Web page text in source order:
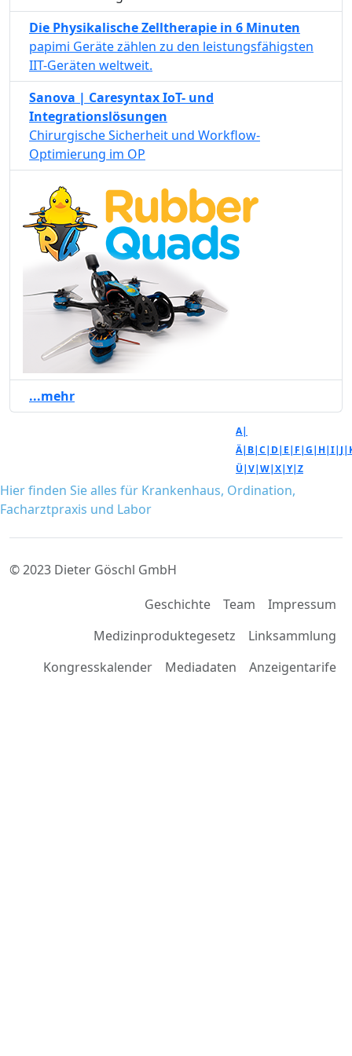
Die Physikalische Zelltherapie in 6 Minuten
papimi Geräte zählen zu den leistungsfähigsten
IIT-Geräten weltweit.
Sanova | Caresyntax IoT- und
Integrationslösungen
Chirurgische Sicherheit und Workflow-
Optimierung im OP
...mehr
A|
Ä| B|C| D| E| F|G| H|I| J|
Ü|V|W|X|Y|Z
Hier finden Sie alles für Krankenhaus, Ordination,
Facharztpraxis und Labor
© 2023 Dieter Göschl GmbH
Geschichte
Team
Impressum
Medizinproduktegesetz
Linksammlung
Kongresskalender
Mediadaten Anzeigentarife